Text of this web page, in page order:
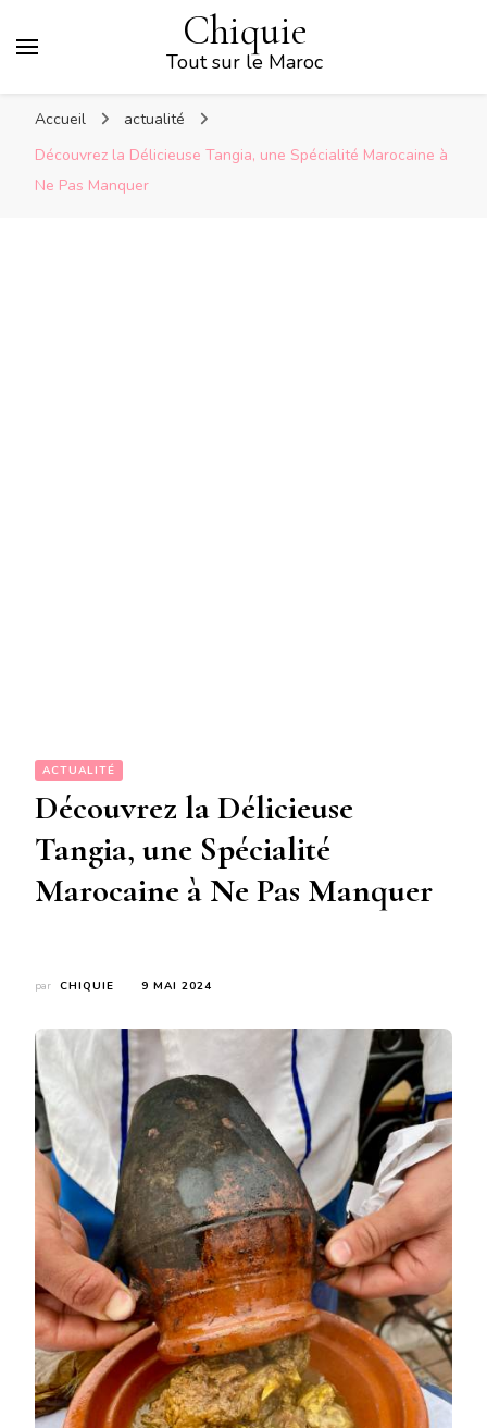
Chiquie
Tout sur le Maroc
Accueil
actualité
Découvrez la Délicieuse Tangia, une Spécialité Marocaine à
Ne Pas Manquer
ACTUALITÉ
Découvrez la Délicieuse
Tangia, une Spécialité
Marocaine à Ne Pas Manquer
par CHIQUIE 9 MAI 2024